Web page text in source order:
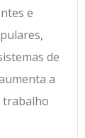
e
de
a
trabalho